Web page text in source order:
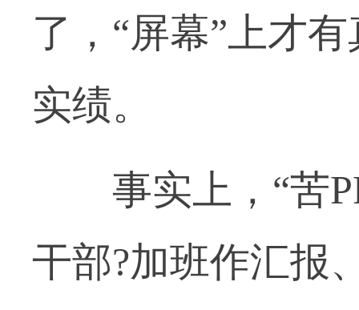
了，“屏幕”上才
实绩。
事实上，“苦
干部?加班作汇报